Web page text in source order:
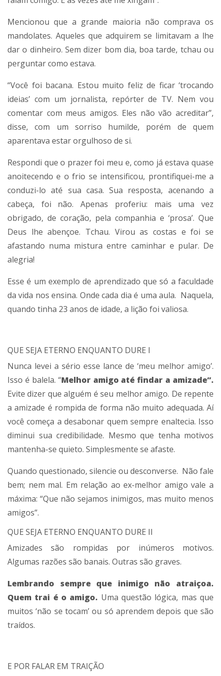
Mencionou que a grande maioria não comprava os
mandolates. Aqueles que adquirem se limitavam a lhe
dar o dinheiro. Sem dizer bom dia, boa tarde, tchau ou
perguntar como estava.
“Você foi bacana. Estou muito feliz de ficar ‘trocando
ideias’ com um jornalista, repórter de TV. Nem vou
comentar com meus amigos. Eles não vão acreditar”,
disse, com um sorriso humilde, porém de quem
aparentava estar orgulhoso de si.
Respondi que o prazer foi meu e, como já estava quase
anoitecendo e o frio se intensificou, prontifiquei-me a
conduzi-lo até sua casa. Sua resposta, acenando a
cabeça, foi não. Apenas proferiu: mais uma vez
obrigado, de coração, pela companhia e ‘prosa’. Que
Deus lhe abençoe. Tchau. Virou as costas e foi se
afastando numa mistura entre caminhar e pular. De
alegria!
Esse é um exemplo de aprendizado que só a faculdade
da vida nos ensina. Onde cada dia é uma aula. Naquela,
quando tinha 23 anos de idade, a lição foi valiosa.
QUE SEJA ETERNO ENQUANTO DURE I
Nunca levei a sério esse lance de ‘meu melhor amigo’.
Isso é balela. “Melhor amigo até findar a amizade”.
Evite dizer que alguém é seu melhor amigo. De repente
a amizade é rompida de forma não muito adequada. Aí
você começa a desabonar quem sempre enaltecia. Isso
diminui sua credibilidade. Mesmo que tenha motivos
mantenha-se quieto. Simplesmente se afaste.
Quando questionado, silencie ou desconverse. Não fale
bem; nem mal. Em relação ao ex-melhor amigo vale a
máxima: “Que não sejamos inimigos, mas muito menos
amigos”.
QUE SEJA ETERNO ENQUANTO DURE II
Amizades são rompidas por inúmeros motivos.
Algumas razões são banais. Outras são graves.
Lembrando sempre que inimigo não atraiçoa.
Quem trai é o amigo. Uma questão lógica, mas que
muitos ‘não se tocam’ ou só aprendem depois que são
traídos.
E POR FALAR EM TRAIÇÃO